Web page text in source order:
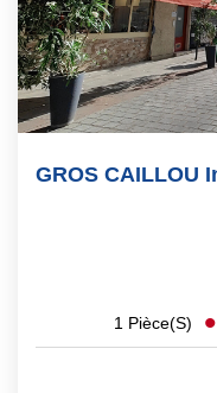
1 Pièce(s)